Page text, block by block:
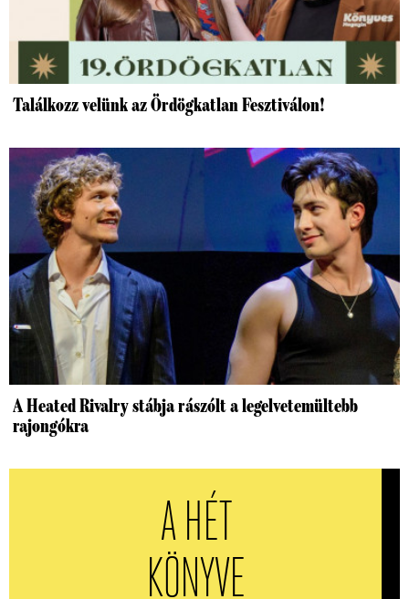
Találkozz velünk az Ördögkatlan Fesztiválon!
A Heated Rivalry stábja rászólt a legelvetemültebb
rajongókra
A HÉT
KÖNYVE